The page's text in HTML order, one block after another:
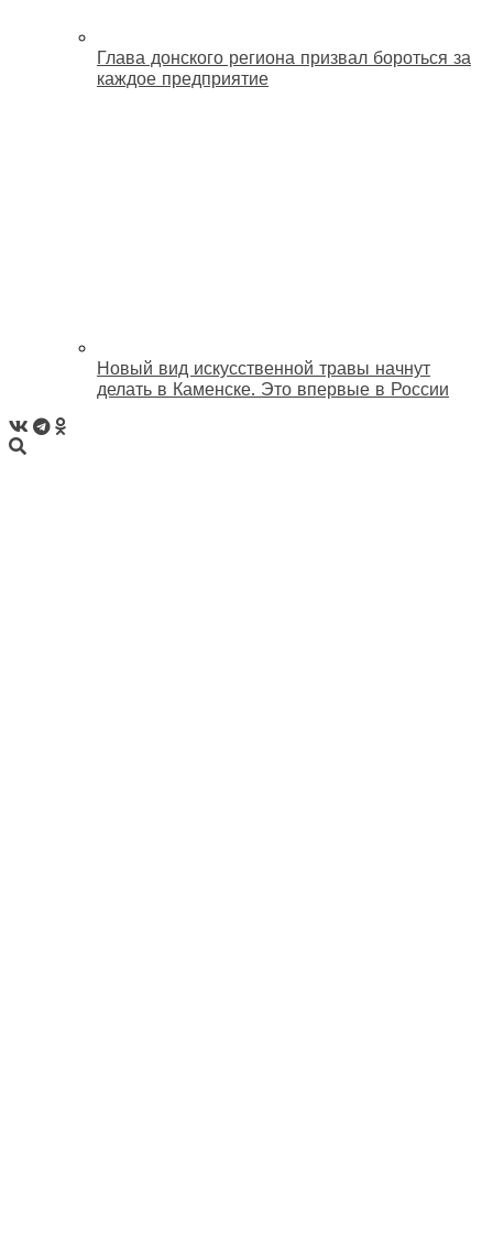
Глава донского региона призвал бороться за
каждое предприятие
Новый вид искусственной травы начнут
делать в Каменске. Это впервые в России